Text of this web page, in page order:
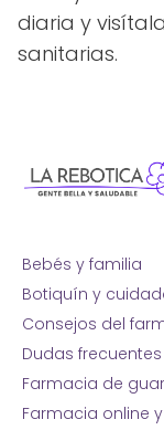
diaria y
sanitarias.
Bebés y familia
Botiquín y
Consejos del
Dudas frecuentes
Farmacia de
Farmacia online